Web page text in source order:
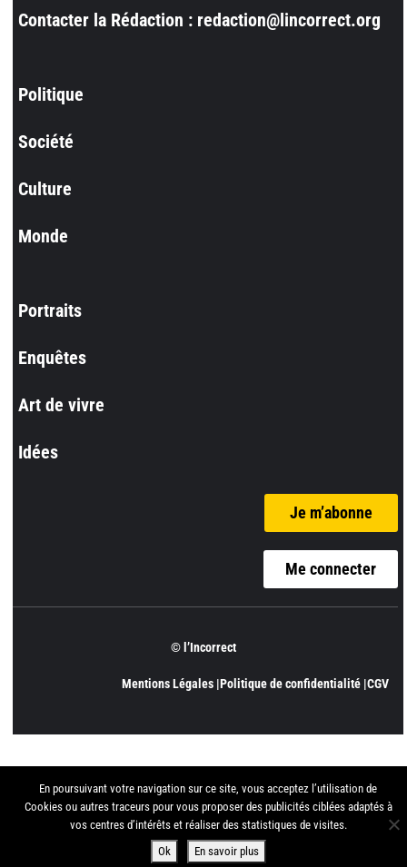
Contacter la Rédaction : redaction@lincorrect.org
Politique
Société
Culture
Monde
Portraits
Enquêtes
Art de vivre
Idées
Je m’abonne
Me connecter
© l’Incorrect
Mentions Légales |Politique de confidentialité |CGV
En poursuivant votre navigation sur ce site, vous acceptez l’utilisation de
Cookies ou autres traceurs pour vous proposer des publicités ciblées adaptés à
vos centres d’intérêts et réaliser des statistiques de visites.
Ok
En savoir plus